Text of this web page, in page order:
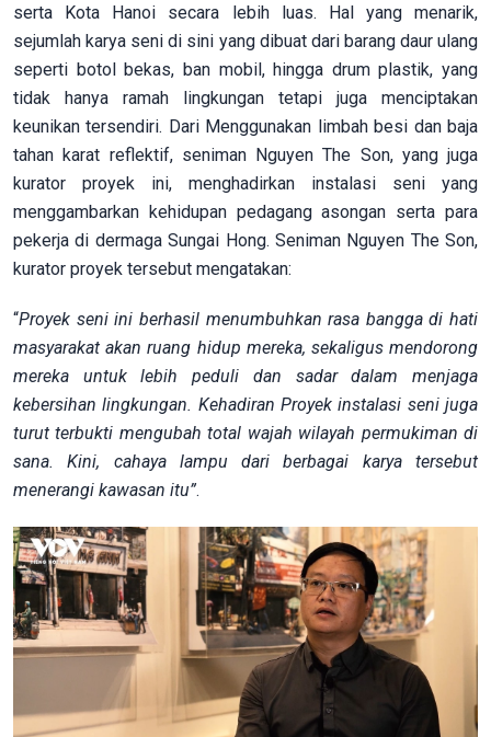
serta Kota Hanoi secara lebih luas. Hal yang menarik,
sejumlah karya seni di sini yang dibuat dari barang daur ulang
seperti botol bekas, ban mobil, hingga drum plastik, yang
tidak hanya ramah lingkungan tetapi juga menciptakan
keunikan tersendiri. Dari Menggunakan limbah besi dan baja
tahan karat reflektif, seniman Nguyen The Son, yang juga
kurator proyek ini, menghadirkan instalasi seni yang
menggambarkan kehidupan pedagang asongan serta para
pekerja di dermaga Sungai Hong. Seniman Nguyen The Son,
kurator proyek tersebut mengatakan:
“Proyek seni ini berhasil menumbuhkan rasa bangga di hati
masyarakat akan ruang hidup mereka, sekaligus mendorong
mereka untuk lebih peduli dan sadar dalam menjaga
kebersihan lingkungan. Kehadiran Proyek instalasi seni juga
turut terbukti mengubah total wajah wilayah permukiman di
sana. Kini, cahaya lampu dari berbagai karya tersebut
menerangi kawasan itu”.